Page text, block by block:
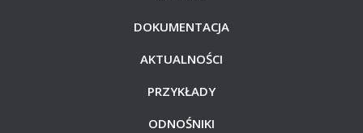
DOKUMENTACJA
AKTUALNOŚCI
PRZYKŁADY
ODNOŚNIKI